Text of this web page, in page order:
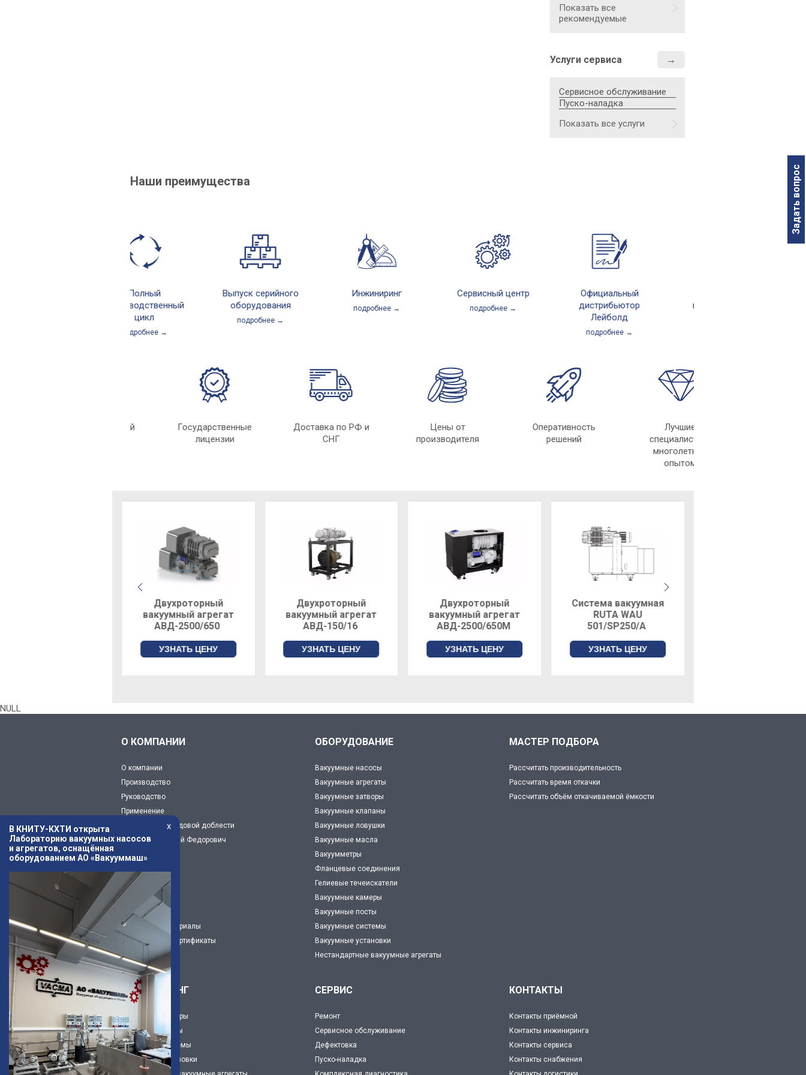
Задать вопрос
Показать все
рекомендуемые
Услуги сервиса
Сервисное обслуживание
Пуско-наладка
Показать все услуги
Наши преимущества
Полный
производственный
цикл
подробнее →
Выпуск серийного
оборудования
подробнее →
Инжиниринг
подробнее →
Сервисный центр
подробнее →
Официальный
дистрибьютор
Лейболд
подробнее →
производство в
Лучшие
специалисты с
многолетним
опытом
Оперативность
решений
Цены от
производителя
Доставка по РФ и
СНГ
Государственные
лицензии
Индивидуальный
Двухроторный
вакуумный агрегат
АВД-150/16
УЗНАТЬ ЦЕНУ
Двухроторный
вакуумный агрегат
АВД-2500/650М
УЗНАТЬ ЦЕНУ
Система вакуумная
RUTA WAU
501/SP250/A
УЗНАТЬ ЦЕНУ
Система вакуумная
RUTA WSU
2001/DV650S/А
УЗНАТЬ ЦЕНУ
NULL
x
В КНИТУ-КХТИ открыта
Лабораторию вакуумных насосов
и агрегатов, оснащённая
оборудованием АО «Вакууммаш»
О КОМПАНИИ
О компании
Производство
Руководство
Применение
Предприятие трудовой доблести
Капустин Николай Федорович
История
Новости
Статьи
3Д модели
Рекламные материалы
Декларации и сертификаты
Карьера
ОБОРУДОВАНИЕ
Вакуумные насосы
Вакуумные агрегаты
Вакуумные затворы
Вакуумные клапаны
Вакуумные ловушки
Вакуумные масла
Вакуумметры
Фланцевые соединения
Гелиевые течеискатели
Вакуумные камеры
Вакуумные посты
Вакуумные системы
Вакуумные установки
Нестандартные вакуумные агрегаты
МАСТЕР ПОДБОРА
Рассчитать производительность
Рассчитать время откачки
Рассчитать объём откачиваемой ёмкости
ИНЖИНИРИНГ
Вакуумные камеры
Вакуумные посты
Вакуумнве системы
Вакуумные установки
СЕРВИС
Ремонт
Сервисное обслуживание
Дефектовка
Пуско-наладка
КОНТАКТЫ
Контакты приёмной
Контакты инжиниринга
Контакты сервиса
Контакты снабжения